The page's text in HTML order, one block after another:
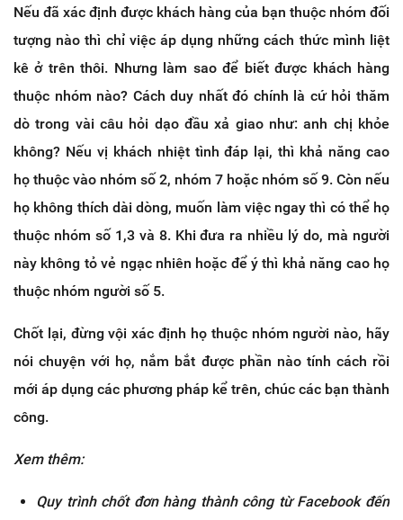
Nếu đã xác định được khách hàng của bạn thuộc nhóm đối
tượng nào thì chỉ việc áp dụng những cách thức mình liệt
kê ở trên thôi. Nhưng làm sao để biết được khách hàng
thuộc nhóm nào? Cách duy nhất đó chính là cứ hỏi thăm
dò trong vài câu hỏi dạo đầu xả giao như: anh chị khỏe
không? Nếu vị khách nhiệt tình đáp lại, thì khả năng cao
họ thuộc vào nhóm số 2, nhóm 7 hoặc nhóm số 9. Còn nếu
họ không thích dài dòng, muốn làm việc ngay thì có thể họ
thuộc nhóm số 1,3 và 8. Khi đưa ra nhiều lý do, mà người
này không tỏ vẻ ngạc nhiên hoặc để ý thì khả năng cao họ
thuộc nhóm người số 5.
Chốt lại, đừng vội xác định họ thuộc nhóm người nào, hãy
nói chuyện với họ, nắm bắt được phần nào tính cách rồi
mới áp dụng các phương pháp kể trên, chúc các bạn thành
công.
Xem thêm:
Quy trình chốt đơn hàng thành công từ Facebook đến